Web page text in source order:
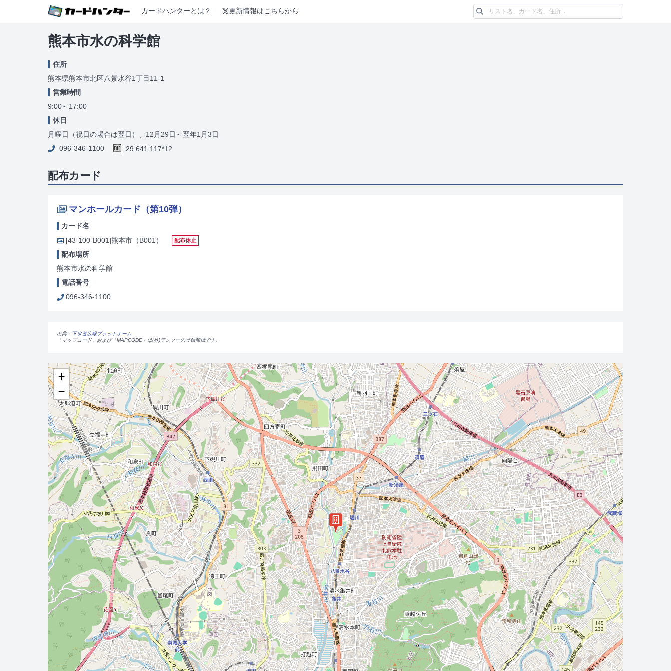
カードハンターとは？ 更新情報はこちらから
熊本市水の科学館
住所
熊本県熊本市北区八景水谷1丁目11-1
営業時間
9:00～17:00
休日
月曜日（祝日の場合は翌日）、12月29日～翌年1月3日
096-346-1100
29 641 117*12
配布カード
マンホールカード（第10弾）
カード名
[43-100-B001]熊本市（B001） 配布休止
配布場所
熊本市水の科学館
電話番号
096-346-1100
出典： 下水道広報プラットホーム
「マップコード」および「MAPCODE」は(株)デンソーの登録商標です。
+
−